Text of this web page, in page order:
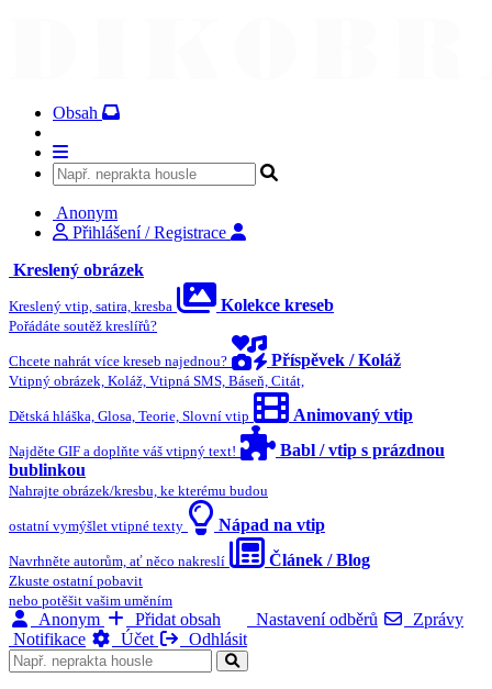
Obsah
Anonym
Přihlášení / Registrace
Kreslený obrázek
Kreslený vtip, satira, kresba Kolekce kreseb
Pořádáte soutěž kreslířů?
Chcete nahrát více kreseb najednou? Příspěvek / Koláž
Vtipný obrázek, Koláž, Vtipná SMS, Báseň, Citát,
Dětská hláška, Glosa, Teorie, Slovní vtip Animovaný vtip
Najděte GIF a doplňte váš vtipný text!
Babl / vtip s prázdnou
bublinkou
Nahrajte obrázek/kresbu, ke kterému budou
ostatní vymýšlet vtipné texty Nápad na vtip
Navrhněte autorům, ať něco nakreslí Článek / Blog
Zkuste ostatní pobavit
nebo potěšit vašim uměním
Anonym Přidat obsah Nastavení odběrů
Zprávy
Notifikace
Účet Odhlásit